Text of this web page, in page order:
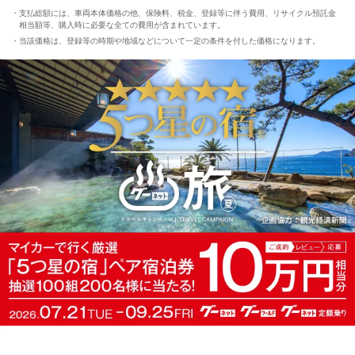
支払総額には、車両本体価格の他、保険料、税金、登録等に伴う費用、リサイクル預託金
相当額等、購入時に必要な全ての費用が含まれています。
当該価格は、登録等の時期や地域などについて一定の条件を付した価格になります。